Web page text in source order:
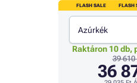
FLASH SALE FLASH
Azúrkék
Raktáron 10 db,
39 610
36